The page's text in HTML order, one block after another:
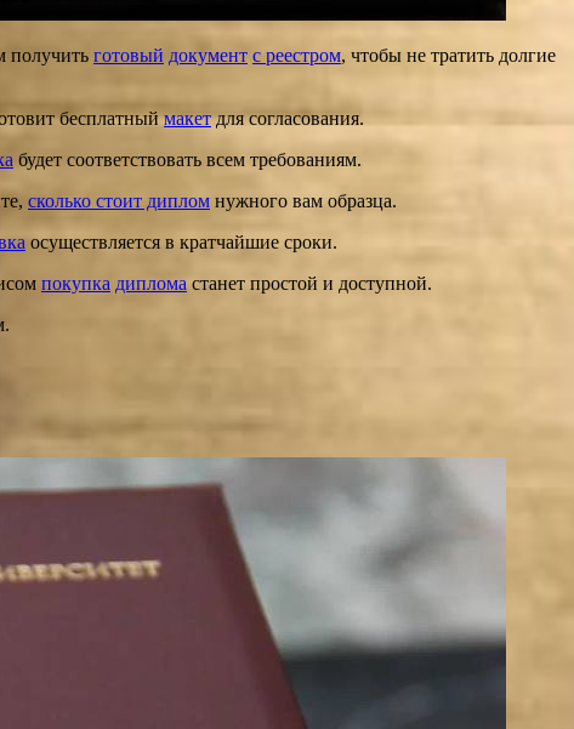
готовый документ с реестром, чтобы не тратить долгие
бесплатныймакетдля согласования.
будет соответствовать всем требованиям.
сколько стоит диплом нужного вам образца.
осуществляется в кратчайшие сроки.
покупка диплома станет простой и доступной.